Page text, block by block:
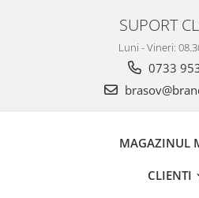
Periferice PC si accesorii
Boxe portabile
Tehnica si mobilier pentru birou
SUPORT
Luni - Vineri:
0733
MAGAZINUL
CLIENTI